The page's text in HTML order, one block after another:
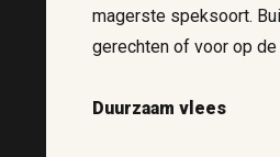
magerste speksoort.
gerechten of voor op de
Duurzaam vlees